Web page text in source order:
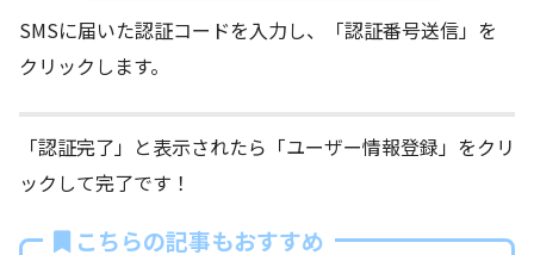
SMSに届いた認証コードを入力し、「認証番号送信」を
クリックします。
「認証完了」と表示されたら「ユーザー情報登録」をクリ
ックして完了です！
こちらの記事もおすすめ